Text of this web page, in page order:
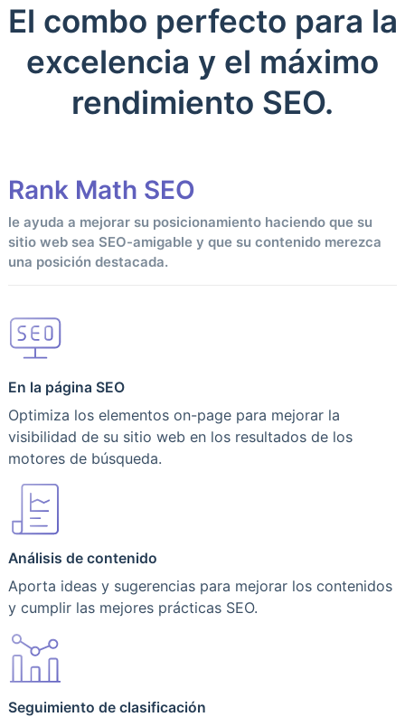
El combo perfecto para la
excelencia y el máximo
rendimiento SEO.
Rank Math SEO
le ayuda a mejorar su posicionamiento haciendo que su
sitio web sea SEO-amigable y que su contenido merezca
una posición destacada.
En la página SEO
Optimiza los elementos on-page para mejorar la
visibilidad de su sitio web en los resultados de los
motores de búsqueda.
Análisis de contenido
Aporta ideas y sugerencias para mejorar los contenidos
y cumplir las mejores prácticas SEO.
Seguimiento de clasificación